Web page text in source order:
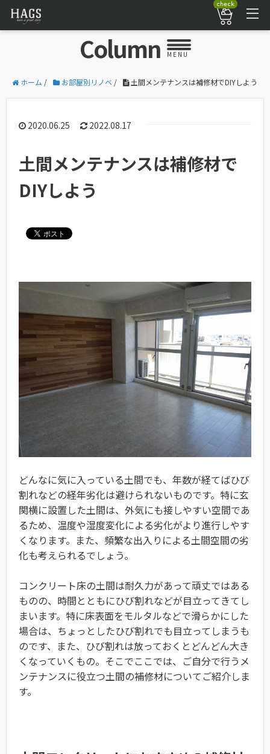
check
Column MENU
ホーム / お部屋別リノベ / 土間メンテナンスは補修材でDIYしよう
2020.06.25 2022.08.17
土間メンテナンスは補修材で
DIYしよう
どんなに気に入っている土間でも、年数が経てばひび
割れなどの経年劣化は避けられないものです。特に玄
関横に設置した土間は、外気にも接しやすい空間であ
るため、温度や湿度変化による劣化がより進行しやす
くなります。また、頻繁な出入りによる土間空間の劣
化も考えられるでしょう。
コンクリート床の土間は耐久力があって頑丈ではある
ものの、時間とともにひび割れなどが目立ってきてし
まいます。特に床表面をモルタルなどで滑らかにした
場合は、ちょっとしたひび割れでも目立ってしまうも
のです、また、ひび割れは放っておくとどんどん大き
くなっていくもの。そこでここでは、ご自分で行うメ
ンテナンスに役立つ土間の補修材についてご紹介しま
す。